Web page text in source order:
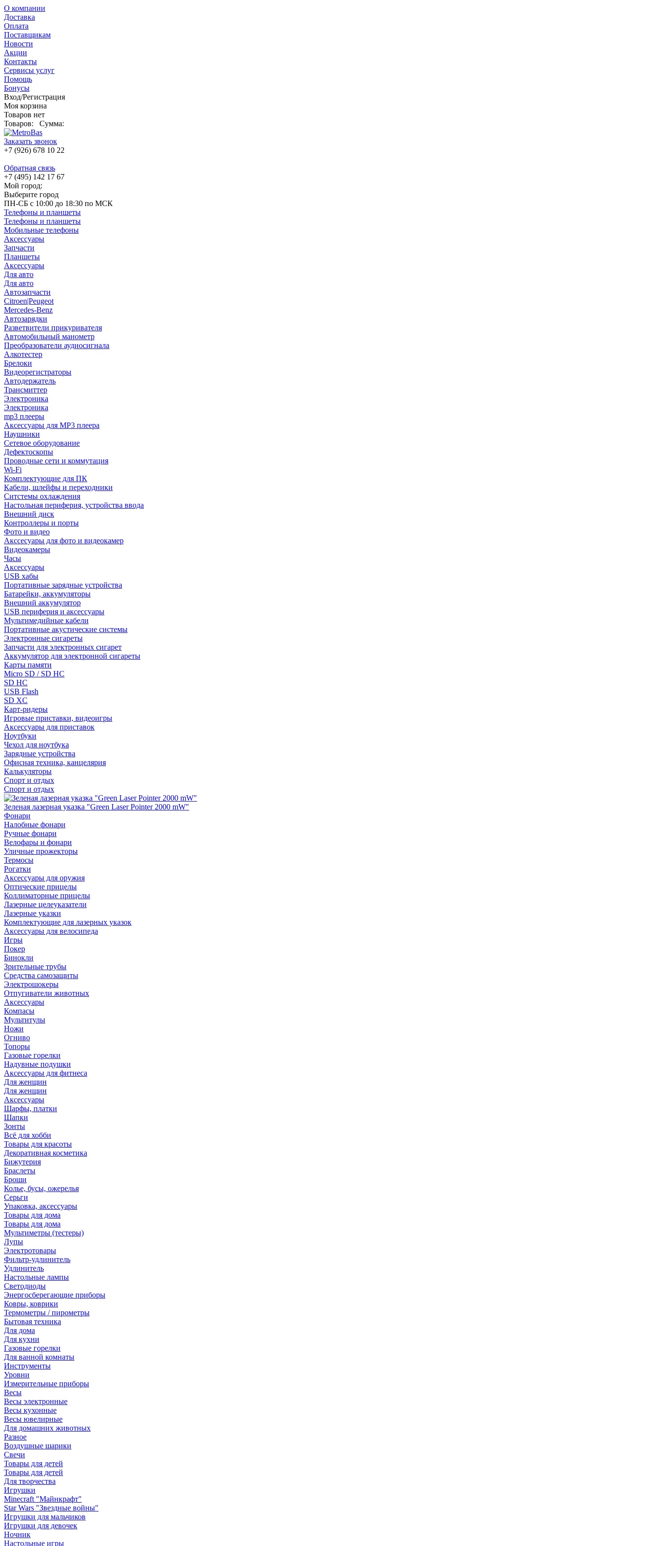
О компании
Доставка
Оплата
Поставщикам
Новости
Акции
Контакты
Сервисы услуг
Помощь
Бонусы
Вход/Регистрация
Моя корзина
Товаров нет
Товаров:
Сумма:
Заказать звонок
+7 (926) 678 10 22
Обратная связь
+7 (495) 142 17 67
Мой город:
Выберите город
ПН-СБ с 10:00 до 18:30 по МСК
Телефоны и планшеты
Телефоны и планшеты
Мобильные телефоны
Аксессуары
Запчасти
Планшеты
Аксессуары
Для авто
Для авто
Автозапчасти
Citroen|Peugeot
Mercedes-Benz
Автозарядки
Разветвители прикуривателя
Автомобильный манометр
Преобразователи аудиосигнала
Алкотестер
Брелоки
Видеорегистраторы
Автодержатель
Трансмиттер
Электроника
Электроника
mp3 плееры
Аксессуары для MP3 плеера
Наушники
Сетевое оборудование
Дефектоскопы
Проводные сети и коммутация
Wi-Fi
Комплектующие для ПК
Кабели, шлейфы и переходники
Ситстемы охлаждения
Настольная периферия, устройства ввода
Внешний диск
Контроллеры и порты
Фото и видео
Акссесуары для фото и видеокамер
Видеокамеры
Часы
Аксессуары
USB хабы
Портативные зарядные устройства
Батарейки, аккумуляторы
Внешний аккумулятор
USB периферия и аксессуары
Мультимедийные кабели
Портативные акустические системы
Электронные сигареты
Запчасти для электронных сигарет
Аккумулятор для электронной сигареты
Карты памяти
Micro SD / SD HC
SD HC
USB Flash
SD XC
Карт-ридеры
Игровые приставки, видеоигры
Аксессуары для приставок
Ноутбуки
Чехол для ноутбука
Зарядные устройства
Офисная техника, канцелярия
Калькуляторы
Спорт и отдых
Спорт и отдых
Зеленая лазерная указка "Green Laser Pointer 2000 mW"
Фонари
Налобные фонари
Ручные фонари
Велофары и фонари
Уличные прожекторы
Термосы
Рогатки
Аксессуары для оружия
Оптические прицелы
Коллиматорные прицелы
Лазерные целеуказатели
Лазерные указки
Комплектующие для лазерных указок
Аксессуары для велосипеда
Игры
Покер
Бинокли
Зрительные трубы
Средства самозащиты
Электрошокеры
Отпугиватели животных
Аксессуары
Компасы
Мультитулы
Ножи
Огниво
Топоры
Газовые горелки
Надувные подушки
Аксессуары для фитнеса
Для женщин
Для женщин
Аксессуары
Шарфы, платки
Шапки
Зонты
Всё для хобби
Товары для красоты
Декоративная косметика
Бижутерия
Браслеты
Броши
Колье, бусы, ожерелья
Серьги
Упаковка, аксессуары
Товары для дома
Товары для дома
Мультиметры (тестеры)
Лупы
Электротовары
Фильтр-удлинитель
Удлинитель
Настольные лампы
Светодиоды
Энергосберегающие приборы
Ковры, коврики
Термометры / пирометры
Бытовая техника
Для дома
Для кухни
Газовые горелки
Для ванной комнаты
Инструменты
Уровни
Измерительные приборы
Весы
Весы электронные
Весы кухонные
Весы ювелирные
Для домашних животных
Разное
Воздушные шарики
Свечи
Товары для детей
Товары для детей
Для творчества
Игрушки
Minecraft "Майнкрафт"
Star Wars "Звездные войны"
Игрушки для мальчиков
Игрушки для девочек
Ночник
Настольные игры